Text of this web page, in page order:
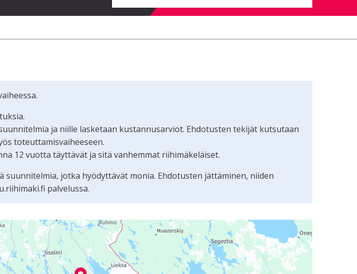
ja niille lasketaan kustannusarviot. Ehdotusten tekijät kutsutaan
toteuttamisvaiheeseen.
12 vuotta täyttävät ja sitä vanhemmat riihimäkeläiset.
jotka hyödyttävät monia. Ehdotusten jättäminen, niiden
palvelussa.
Elementtiä voi käyttää ruudunlukijalla, mutta se voi olla vaikeaselkoinen.